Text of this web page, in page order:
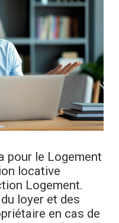
pour le Logement
locative
Logement.
loyer et des
en cas de